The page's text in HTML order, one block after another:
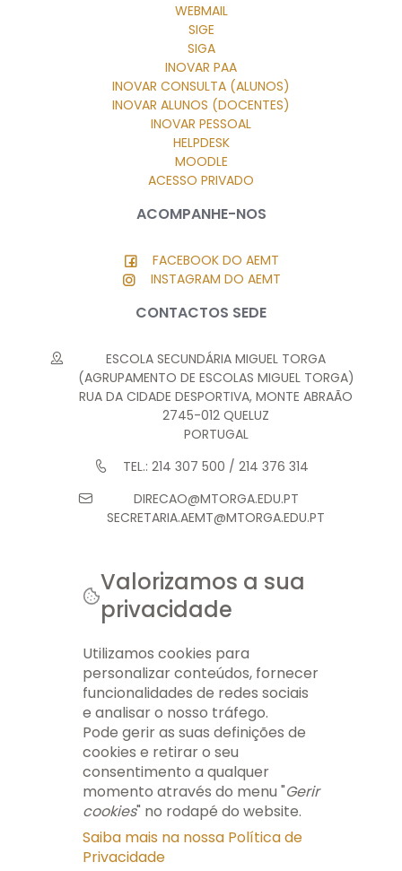
WEBMAIL
SIGE
SIGA
INOVAR PAA
INOVAR CONSULTA (ALUNOS)
INOVAR ALUNOS (DOCENTES)
INOVAR PESSOAL
HELPDESK
MOODLE
ACESSO PRIVADO
ACOMPANHE-NOS
FACEBOOK DO AEMT
INSTAGRAM DO AEMT
CONTACTOS SEDE
ESCOLA SECUNDÁRIA MIGUEL TORGA
(AGRUPAMENTO DE ESCOLAS MIGUEL TORGA)
RUA DA CIDADE DESPORTIVA, MONTE ABRAÃO
2745-012 QUELUZ
PORTUGAL
TEL.: 214 307 500 / 214 376 314
DIRECAO@MTORGA.EDU.PT
SECRETARIA.AEMT@MTORGA.EDU.PT
© 2026 AEMT. TODOS OS DIREITOS RESERVADOS.
Valorizamos a sua
privacidade
Utilizamos cookies para
personalizar conteúdos, fornecer
funcionalidades de redes sociais
e analisar o nosso tráfego.
Pode gerir as suas definições de
cookies e retirar o seu
consentimento a qualquer
momento através do menu "Gerir
cookies" no rodapé do website.
Saiba mais na nossa Política de
Privacidade